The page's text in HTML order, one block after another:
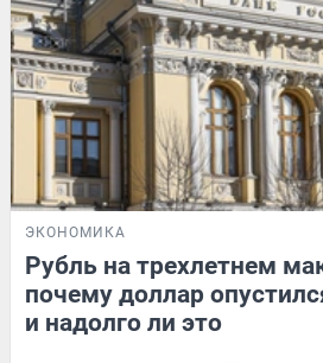
ЭКОНОМИКА
Рубль на трехлетнем
почему доллар
и надолго ли это